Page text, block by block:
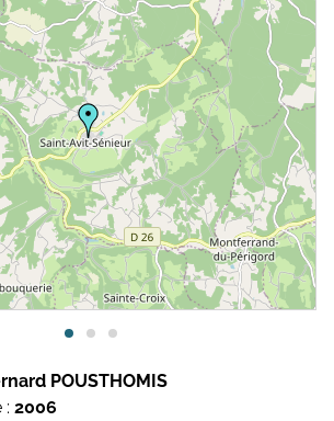
Photogrammétrie
patrimoine
géographique
l’équipe
POUSTHOMIS
: 2006